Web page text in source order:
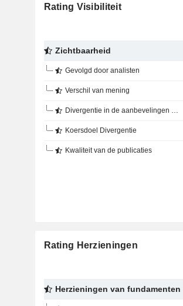
Rating Visibiliteit
Zichtbaarheid
Gevolgd door analisten
Verschil van mening
Divergentie in de aanbevelingen van analisten
Koersdoel Divergentie
Kwaliteit van de publicaties
Rating Herzieningen
Herzieningen van fundamenten